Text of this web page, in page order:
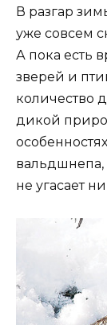
В разгар
уже совсем
А пока есть
зверей и
количество
дикой
вальдшнепа,
не угасает